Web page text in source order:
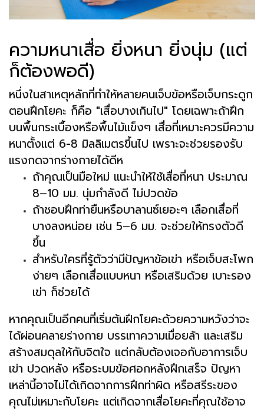
ความหนาเสื่อ ยิ่งหนา ยิ่งนุ่ม (แต่
ก็ต้องพอดี)
หนึ่งในสาเหตุหลักที่ทำให้หลายคนเจ็บข้อหรือเจ็บกระดูก
ตอนฝึกโยคะ ก็คือ "เสื่อบางเกินไป" โดยเฉพาะถ้าฝึก
บนพื้นกระเบื้องหรือพื้นไม้แข็งๆ เสื่อที่เหมาะควรมีความ
หนาตั้งแต่ 6-8 มิลลิเมตรขึ้นไป เพราะจะช่วยรองรับ
แรงกดจากร่างกายได้ดีห
ถ้าคุณเป็นมือใหม่ แนะนำให้ใช้เสื่อที่หนา ประมาณ
8–10 มม. นุ่มกำลังดี ไม่ปวดข้อ
ถ้าชอบฝึกท่ายืนหรือบาลานซ์เยอะๆ เลือกเสื่อที่
บางลงหน่อย เช่น 5–6 มม. จะช่วยให้ทรงตัวดี
ขึ้น
สำหรับใครที่รู้ตัวว่ามีปัญหาข้อเข่า หรือเจ็บสะโพก
ง่ายๆ เลือกเสื่อแบบหนา หรือเสริมด้วย เบาะรอง
เข่า ก็ช่วยได้
หากคุณเป็นอีกคนที่เริ่มต้นฝึกโยคะด้วยความหวังว่าจะ
ได้ผ่อนคลายร่างกาย บรรเทาความเมื่อยล้า และเสริม
สร้างสมดุลให้กับจิตใจ แต่กลับต้องเจอกับอาการเจ็บ
เข่า ปวดหลัง หรือระบมข้อศอกหลังฝึกเสร็จ ปัญหา
เหล่านี้อาจไม่ได้เกิดจากการฝึกท่าผิด หรือสรีระของ
คุณไม่เหมาะกับโยคะ แต่เกิดจากเสื่อโยคะที่คุณใช้อาจ